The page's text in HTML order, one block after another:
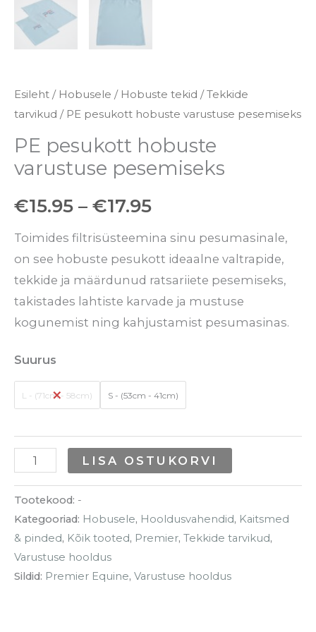
Esileht / Hobusele / Hobuste tekid /Tekkide
tarvikud / PE pesukott hobuste varustuse pesemiseks
PE pesukott hobuste
varustuse pesemiseks
€15.95 – €17.95
Toimides filtrisüsteemina sinu pesumasinale,
on see hobuste pesukott ideaalne valtrapide,
tekkide ja määrdunud ratsariiete pesemiseks,
takistades lahtiste karvade ja mustuse
kogunemist ning kahjustamist pesumasinas.
Suurus
L - (71cm - 58cm) S - (53cm - 41cm)
LISA OSTUKORVI
Tootekood: -
Kategooriad: Hobusele, Hooldusvahendid, Kaitsmed
& pinded, Kõik tooted, Premier, Tekkide tarvikud,
Varustuse hooldus
Sildid: Premier Equine, Varustuse hooldus